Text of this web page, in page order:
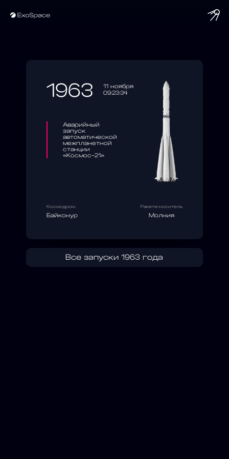
1963
11 ноября
09:23:34
Аварийный
запуск
автоматической
межпланетной
станции
«Космос-21»
Космодром
Байконур
Ракета-носитель
Молния
Все запуски 1963 года